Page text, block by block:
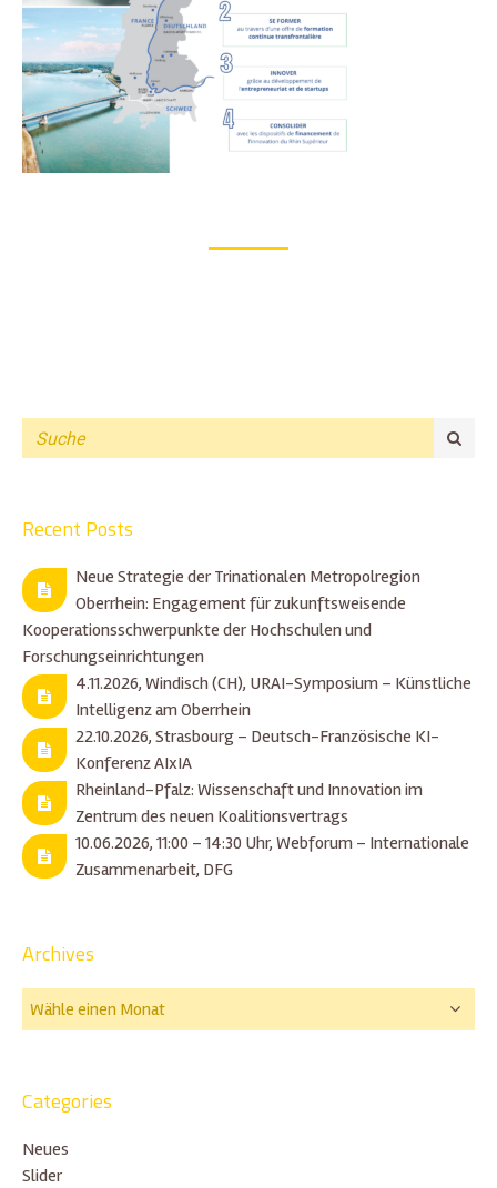
Recent Posts
Neue Strategie der Trinationalen Metropolregion
Oberrhein: Engagement für zukunftsweisende
Kooperationsschwerpunkte der Hochschulen und
Forschungseinrichtungen
4.11.2026, Windisch (CH), URAI-Symposium – Künstliche
Intelligenz am Oberrhein
22.10.2026, Strasbourg – Deutsch-Französische KI-
Konferenz AIxIA
Rheinland-Pfalz: Wissenschaft und Innovation im
Zentrum des neuen Koalitionsvertrags
10.06.2026, 11:00 – 14:30 Uhr, Webforum – Internationale
Zusammenarbeit, DFG
Archives
Categories
Neues
Slider